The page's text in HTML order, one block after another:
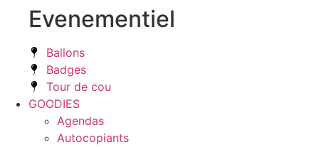
Evenementiel
Ballons
Badges
Tour de cou
GOODIES
Agendas
Autocopiants